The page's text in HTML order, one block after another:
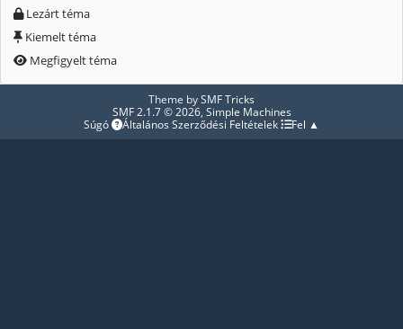
Lezárt téma
Kiemelt téma
Megfigyelt téma
Theme bySMF Tricks
SMF 2.1.7 © 2026, Simple Machines
Súgó
Általános Szerződési Feltételek Fel ▲